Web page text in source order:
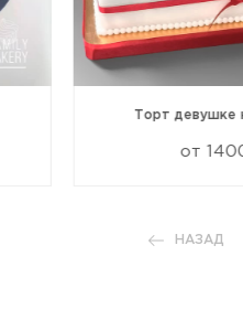
Торт девушке
от
НАЗАД